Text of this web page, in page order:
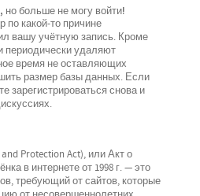
но больше не могу войти!
по какой-то причине
вашу учётную запись. Кроме
периодически удаляют
время не оставляющих
размер базы данных. Если
зарегистрироваться снова и
and Protection Act), или Акт о
в интернете от 1998 г. — это
требующий от сайтов, которые